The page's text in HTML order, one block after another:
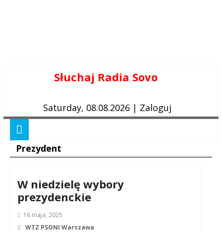
Słuchaj Radia Sovo
Saturday, 08.08.2026 | Zaloguj
Prezydent
W niedzielę wybory
prezydenckie
16 maja, 2025
WTZ PSONI Warszawa